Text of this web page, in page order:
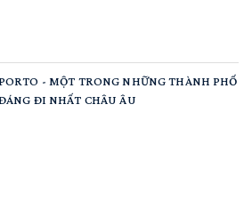
- MỘT TRONG NHỮNG THÀNH PHỐ
ĐI NHẤT CHÂU ÂU